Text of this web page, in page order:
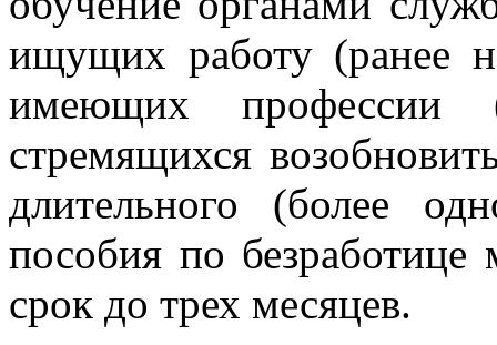
ищущих работу (ранее
имеющих профессии
стремящихся
длительного (более
пособия по безработице
срок до трех месяцев.